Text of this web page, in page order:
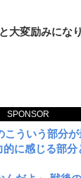
SPONSOR
大変励みになり
ういう部分が
に感じる部